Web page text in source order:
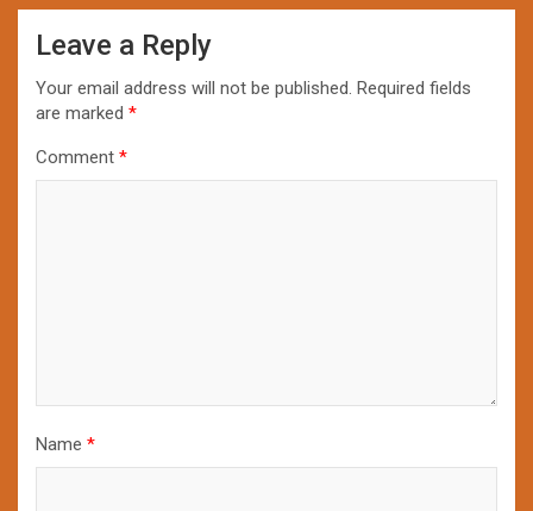
Leave a Reply
Your email address will not be published. Required fields
are marked *
Comment *
Name *